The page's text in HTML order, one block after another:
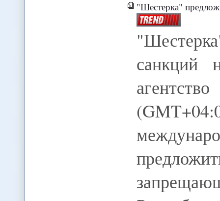
"Шестерка" предложит
санкций